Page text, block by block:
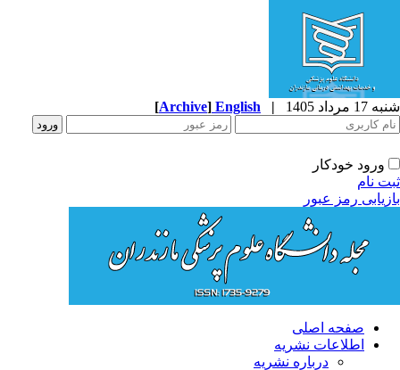
مرداد 1405 |
English
[Archive]
ورود خودکار
نام
رمز عبور
صفحه اصلی
اطلاعات نشریه
درباره نشریه